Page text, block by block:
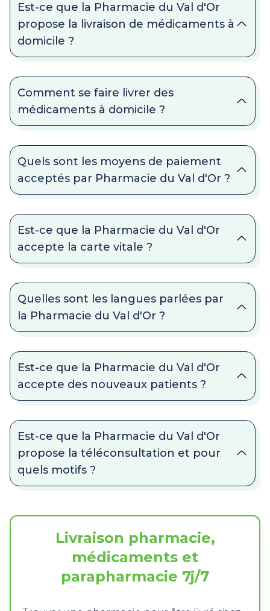
Est-ce que la Pharmacie du Val d'Or
propose la livraison de médicaments à
domicile ?
Comment se faire livrer des
médicaments à domicile ?
Quels sont les moyens de paiement
acceptés par Pharmacie du Val d'Or ?
Est-ce que la Pharmacie du Val d'Or
accepte la carte vitale ?
Quelles sont les langues parlées par
la Pharmacie du Val d'Or ?
Est-ce que la Pharmacie du Val d'Or
accepte des nouveaux patients ?
Est-ce que la Pharmacie du Val d'Or
propose la téléconsultation et pour
quels motifs ?
Livraison pharmacie,
médicaments et
parapharmacie 7j/7